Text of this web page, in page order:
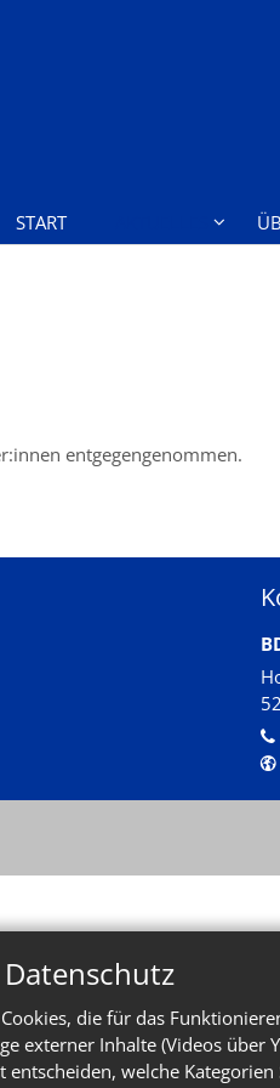
die für das
externer Inhalte (Videos über
welche
START
entgegengenommen.